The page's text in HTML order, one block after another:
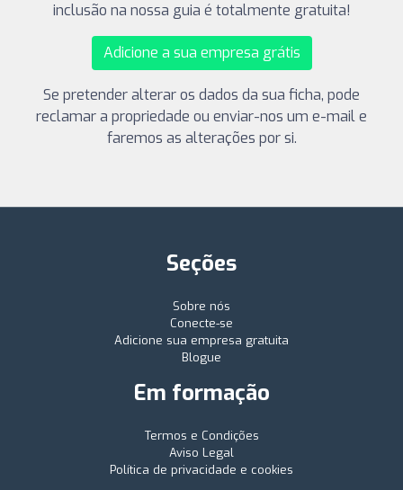
inclusão na nossa guia é totalmente gratuita!
Adicione a sua empresa grátis
Se pretender alterar os dados da sua ficha, pode
reclamar a propriedade ou enviar-nos um e-mail e
faremos as alterações por si.
Seções
Sobre nós
Conecte-se
Adicione sua empresa gratuita
Blogue
Em formação
Termos e Condições
Aviso Legal
Política de privacidade e cookies